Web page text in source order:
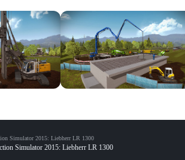
Simulator 2015: Liebherr LR 1300
Simulator 2015: Liebherr LR 1300